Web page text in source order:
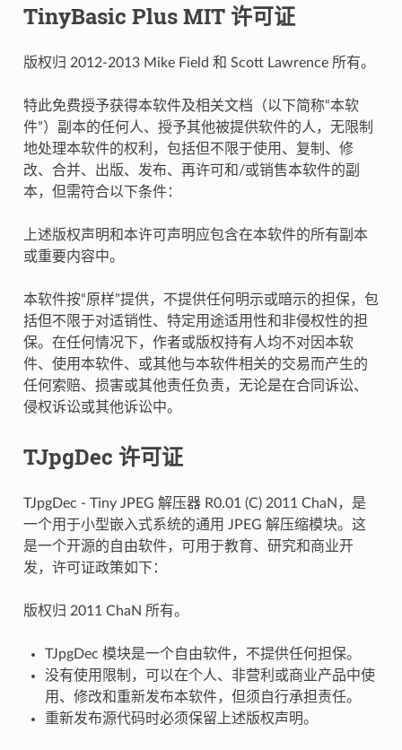
TinyBasic Plus MIT 许可证
版权归 2012-2013 Mike Field 和 Scott Lawrence 所有。
特此免费授予获得本软件及相关文档（以下简称“本软
件”）副本的任何人、授予其他被提供软件的人，无限制
地处理本软件的权利，包括但不限于使用、复制、修
改、合并、出版、发布、再许可和/或销售本软件的副
本，但需符合以下条件：
上述版权声明和本许可声明应包含在本软件的所有副本
或重要内容中。
本软件按“原样”提供，不提供任何明示或暗示的担保，包
括但不限于对适销性、特定用途适用性和非侵权性的担
保。在任何情况下，作者或版权持有人均不对因本软
件、使用本软件、或其他与本软件相关的交易而产生的
任何索赔、损害或其他责任负责，无论是在合同诉讼、
侵权诉讼或其他诉讼中。
TJpgDec 许可证
TJpgDec - Tiny JPEG 解压器 R0.01 (C) 2011 ChaN，是
一个用于小型嵌入式系统的通用 JPEG 解压缩模块。这
是一个开源的自由软件，可用于教育、研究和商业开
发，许可证政策如下：
版权归 2011 ChaN 所有。
TJpgDec 模块是一个自由软件，不提供任何担保。
没有使用限制，可以在个人、非营利或商业产品中使
用、修改和重新发布本软件，但须自行承担责任。
重新发布源代码时必须保留上述版权声明。